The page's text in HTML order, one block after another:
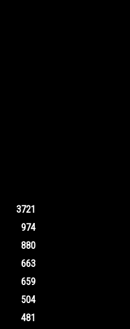
3721
974
880
663
659
504
481